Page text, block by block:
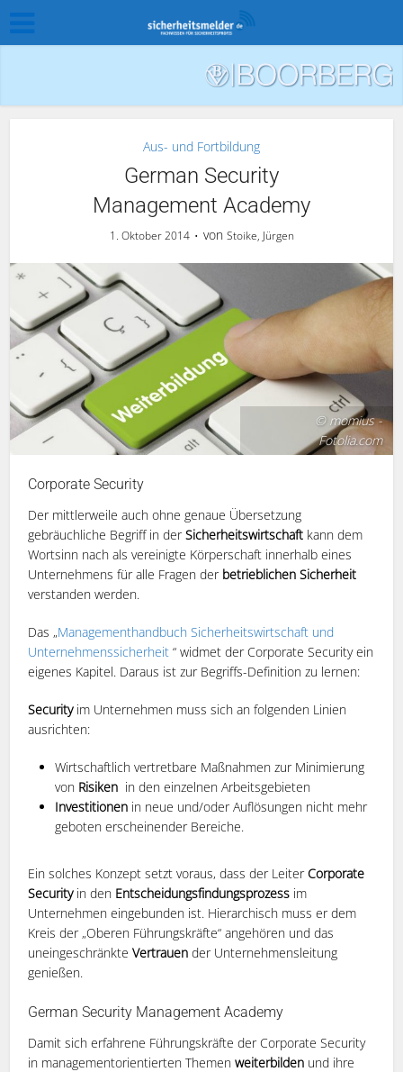
Aus- und Fortbildung
German Security
Management Academy
1. Oktober 2014 von Stoike, Jürgen
© momius -
Fotolia.com
Corporate Security
Der mittlerweile auch ohne genaue Übersetzung
gebräuchliche Begriff in derSicherheitswirtschaft kann dem
Wortsinn nach als vereinigte Körperschaft innerhalb eines
Unternehmens für alle Fragen der betrieblichen Sicherheit
verstanden werden.
Das „Managementhandbuch Sicherheitswirtschaft und
Unternehmenssicherheit“ widmet der Corporate Security ein
eigenes Kapitel. Daraus ist zur Begriffs-Definition zu lernen:
Security im Unternehmen muss sich an folgenden Linien
ausrichten:
Wirtschaftlich vertretbare Maßnahmen zur Minimierung
von Risiken in den einzelnen Arbeitsgebieten
Investitionen in neue und/oder Auflösungen nicht mehr
geboten erscheinender Bereiche.
Ein solches Konzept setzt voraus, dass der LeiterCorporate
Security in den Entscheidungsfindungsprozess im
Unternehmen eingebunden ist. Hierarchisch muss er dem
Kreis der „Oberen Führungskräfte“ angehören und das
uneingeschränkteVertrauen der Unternehmensleitung
genießen.
German Security Management Academy
Damit sich erfahrene Führungskräfte der Corporate Security
in managementorientierten Themenweiterbilden und ihre